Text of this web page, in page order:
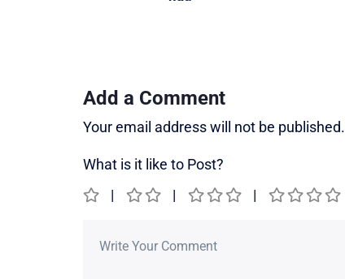
Add a Comment
Your email address will not be published.
What is it like to Post?